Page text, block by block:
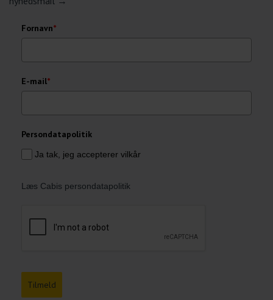
Fornavn*
E-mail*
Persondatapolitik
Ja tak, jeg accepterer vilkår
Læs Cabis persondatapolitik
Tilmeld